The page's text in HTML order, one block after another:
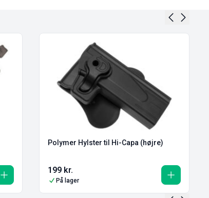
Polymer Hylster til Hi-Capa (højre)
199 kr.
På lager